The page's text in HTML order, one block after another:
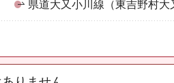
県道大又小川線（東吉野村